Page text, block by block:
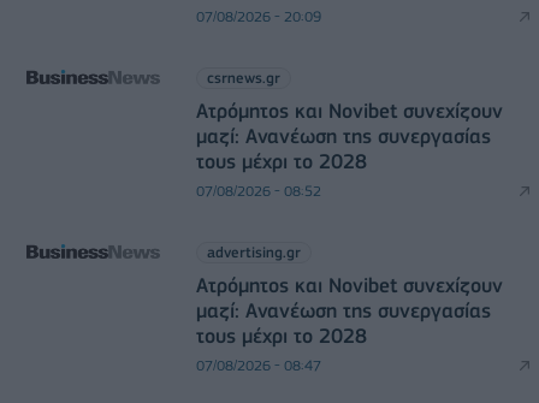
07/08/2026 - 20:09
csrnews.gr
Ατρόμητος και Novibet συνεχίζουν
μαζί: Ανανέωση της συνεργασίας
τους μέχρι το 2028
07/08/2026 - 08:52
advertising.gr
Ατρόμητος και Novibet συνεχίζουν
μαζί: Ανανέωση της συνεργασίας
τους μέχρι το 2028
07/08/2026 - 08:47